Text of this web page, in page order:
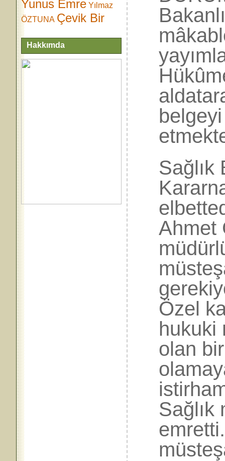
Yunus Emre Yılmaz
ÖZTUNA Çevik Bir
Hakkımda
belgeyi
Sağlık
Ahmet
Özel
hukuki
olan
Sağlık